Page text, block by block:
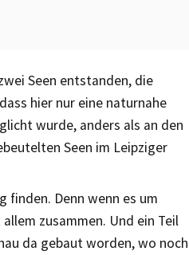
Seen entstanden, die
hier nur eine naturnahe
wurde, anders als an den
Seen im Leipziger
finden. Denn wenn es um
zusammen. Und ein Teil
da gebaut worden, wo noch